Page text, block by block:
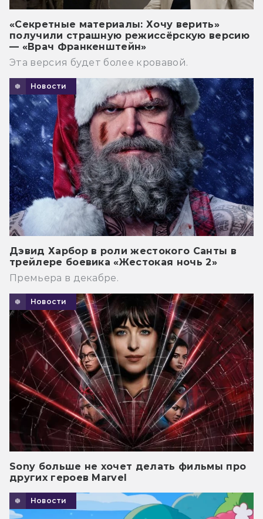
«Секретные материалы: Хочу верить»
получили страшную режиссёрскую версию
— «Врач Франкенштейн»
Эта версия будет более кровавой.
Новости
Дэвид Харбор в роли жестокого Санты в
трейлере боевика «Жестокая ночь 2»
Премьера в декабре.
Новости
Sony больше не хочет делать фильмы про
других героев Marvel
Новости